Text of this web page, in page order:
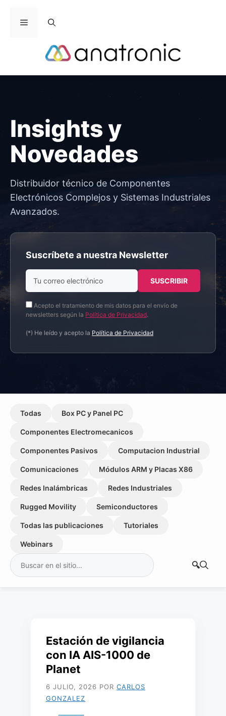
Menú
Insights y
Novedades
Distribuidor técnico de Componentes
Electrónicos Complejos y Sistemas Industriales
Avanzados.
Suscríbete a nuestra Newsletter
Acepto el tratamiento de mis datos para el envío de
newsletters según la Política de Privacidad.
(*) He leído y acepto la Política de Privacidad
Todas Box PC y Panel PC
Componentes Electromecanicos
Componentes Pasivos Computacion Industrial
Comunicaciones Módulos ARM y Placas X86
Redes Inalámbricas Redes Industriales
Rugged Movility Semiconductores
Todas las publicaciones Tutoriales
Webinars
Buscar:
Estación de vigilancia
con IA AIS-1000 de
Planet
6 JULIO, 2026 POR CARLOS
GONZALEZ